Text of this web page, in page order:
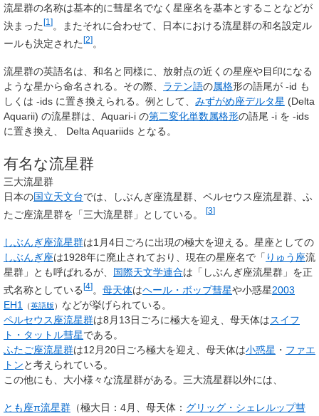
流星群の名称は基本的に彗星名でなく星座名を基本とすることなどが
決まった [1 ] 。またそれに合わせて、日本における流星群の和名設定ル
ールも決定された[2]。
流星群の英語名は、和名と同様に、放射点の近くの星座や目印になる
ような星から命名される。その際、 ラテン語の属格形の語尾が -id も
しくは -ids に置き換えられる。例として、 みずがめ座デルタ星 (Delta
Aquarii) の流星群は、Aquari-i の第二変化単数属格形の語尾 -i を -ids
に置き換え、 Delta Aquariids となる。
有名な流星群
三大流星群
日本の国立天文台では、しぶんぎ座流星群、ペルセウス座流星群、ふ
たご座流星群を「三大流星群」としている。
[3]
しぶんぎ座流星群は1月4日ごろに出現の極大を迎える。星座としての
しぶんぎ座は1928年に廃止されており、現在の星座名で「 りゅう座流
星群」とも呼ばれるが、 国際天文学連合は「しぶんぎ座流星群」を正
式名称としている [4] 。 母天体はヘール・ボップ彗星や小惑星2003
EH1
（英語版 ） などが挙げられている。
ペルセウス座流星群は8月13日ごろに極大を迎え、母天体はスイフ
ト・タットル彗星である。
ふたご座流星群は12月20日ごろ極大を迎え、母天体は小惑星 ・ ファエ
トンと考えられている。
この他にも、大小様々な流星群がある。三大流星群以外には、
とも座π流星群 （極大日：4月、母天体： グリッグ・シェレルップ彗